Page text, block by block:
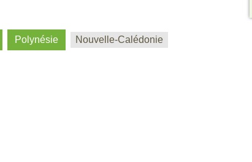
Polynésie Nouvelle-Calédonie